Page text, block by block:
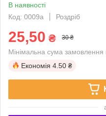
В наявності
Код: 0009a
Роздріб
25,50 ₴ 30 ₴
Мінімальна сума
Економія 4.50 ₴